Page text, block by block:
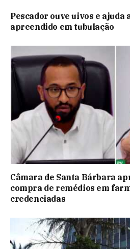
Pescador ouve uivos e ajuda
apreendido em tubulação
Câmara de Santa Bárbara
compra de remédios em
credenciadas